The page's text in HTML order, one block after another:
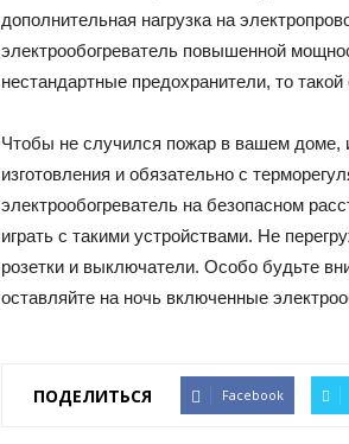
дополнительная нагрузка на
электрообогреватель повышенной
нестандартные предохранители, то
Чтобы не случился пожар в вашем доме,
изготовления и обязательно с
электрообогреватель на безопасном
играть с такими устройствами. Не
розетки и выключатели. Особо будьте
оставляйте на ночь включенные
ПОДЕЛИТЬСЯ Facebook